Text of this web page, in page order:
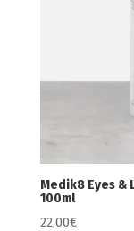
Medik8 Eyes &
100ml
22,00€